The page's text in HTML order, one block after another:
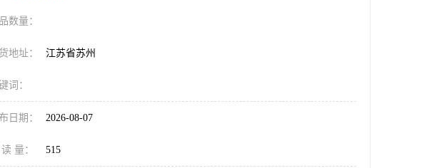
数量：
地址： 江苏省苏州
词：
日期： 2026-08-07
量： 515